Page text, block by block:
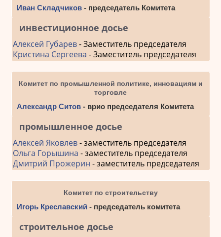
Иван Складчиков- председатель Комитета
инвестиционное досье
Алексей Губарев- Заместитель председателя
Кристина Сергеева - Заместитель председателя
Комитет по промышленной политике, инновациям и
торговле
Александр Ситов- врио председателя Комитета
промышленное досье
Алексей Яковлев- заместитель председателя
Ольга Горышина - заместитель председателя
Дмитрий Прожерин - заместитель председателя
Комитет по строительству
Игорь Креславский - председатель комитета
строительное досье